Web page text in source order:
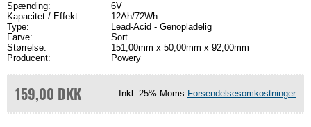
Spænding:
6V
Kapacitet / Effekt:
12Ah/72Wh
Type:
Lead-Acid - Genopladelig
Farve:
Sort
Størrelse:
151,00mm x 50,00mm x 92,00mm
Producent:
Powery
159,00 DKK Inkl. 25% Moms Forsendelsesomkostninger